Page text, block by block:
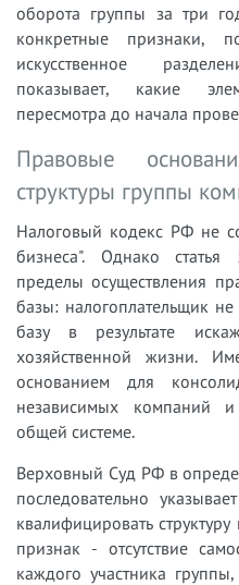
оборота группы за три
конкретные признаки,
искусственное
показывает, какие
пересмотра до начала
Правовые
структуры группы
Налоговый кодекс РФ не
бизнеса". Однако
пределы осуществления
базы: налогоплательщик
базу в результате
хозяйственной жизни.
основанием для
независимых компаний
общей системе.
Верховный Суд РФ в
последовательно
квалифицировать
признак - отсутствие
каждого участника